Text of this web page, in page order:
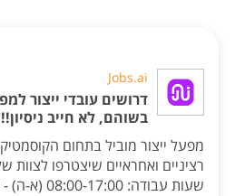
Jobs.ai
דרושים עובדי ייצור
בשוהם, לא חייב ניסיון!!
מפעל ייצור מוביל בתחום
רציניים ואחראיים שיצטרפו
שעות עבודה: 08:00-17:00 (א-ה) - ללא י...